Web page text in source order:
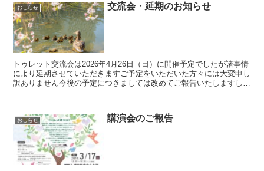
おしらせ 交流会・延期のお知らせ
トゥレット交流会は2026年4月26日（日）に開催予定でしたが諸事情
により延期させていただきますご予定をいただいた方々には大変申し
訳ありません今後の予定につきましては改めてご報告いたしますしば
おしらせ 講演会のご報告